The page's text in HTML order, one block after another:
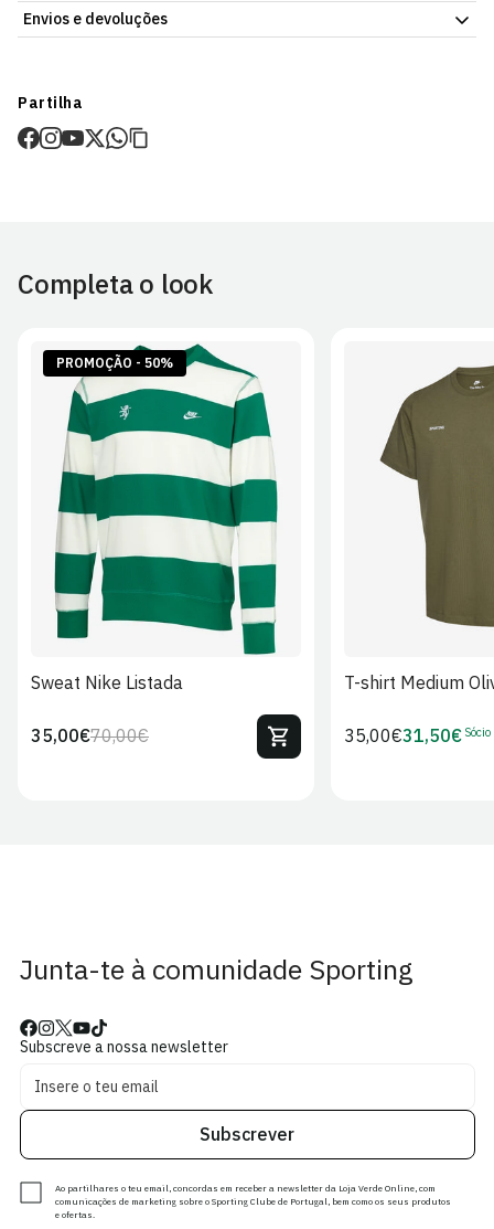
de Portugal. Artigo oficial do plantel do Sporting Clube de
Portugal. Envio para Portugal e para o estrangeiro.
Envios e devoluções
Prazo estimado de entrega varia consoante o destino e método
de envio.
Artigos personalizados não podem ser devolvidos.
de EnvioeDevoluções
Partilha
Completa o look
PROMOÇÃO - 50%
S XL 2XL
Sweat Nike Listada
Preço
70,00€Preço
35,00€
T-shirt Medium
Preço
35,00€Preço
31,50€ Sócio
Junta-te à comunidade Sporting
Subscreve a nossa newsletter
Subscrever
Ao partilhares o teu email, concordas em receber a newsletter da Loja Verde Online, com
comunicações de marketing sobre o Sporting Clube de Portugal, bem como os seus produtos
e ofertas.